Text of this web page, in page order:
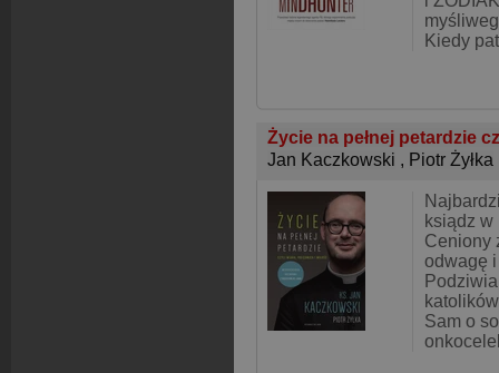
Kiedy
Życie na pełnej petardzie
Jan Kaczkowski , Piotr Żyłka
ksiądz w
Ceniony
odwagę
Sam o